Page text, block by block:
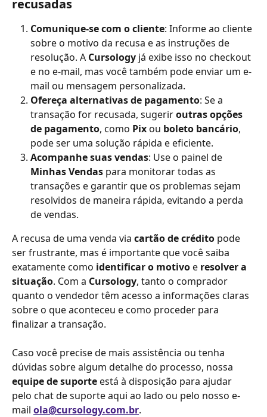
recusadas
Comunique-se com o cliente: Informe ao cliente
sobre o motivo da recusa e as instruções de
resolução. A Cursology já exibe isso no checkout
e no e-mail, mas você também pode enviar um e-
mail ou mensagem personalizada.
Ofereça alternativas de pagamento: Se a
transação for recusada, sugerir outras opções
de pagamento, como Pix ou boleto bancário,
pode ser uma solução rápida e eficiente.
Acompanhe suas vendas: Use o painel de
Minhas Vendas para monitorar todas as
transações e garantir que os problemas sejam
resolvidos de maneira rápida, evitando a perda
de vendas.
A recusa de uma venda via cartão de crédito pode
ser frustrante, mas é importante que você saiba
exatamente como identificar o motivo e resolver a
situação. Com a Cursology, tanto o comprador
quanto o vendedor têm acesso a informações claras
sobre o que aconteceu e como proceder para
finalizar a transação.
Caso você precise de mais assistência ou tenha
dúvidas sobre algum detalhe do processo, nossa
equipe de suporte está à disposição para ajudar
pelo chat de suporte aqui ao lado ou pelo nosso e-
mail ola@cursology.com.br.